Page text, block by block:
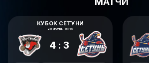
КУБОК СЕТУНИ
28 ИЮНЯ, 16:45
4:3